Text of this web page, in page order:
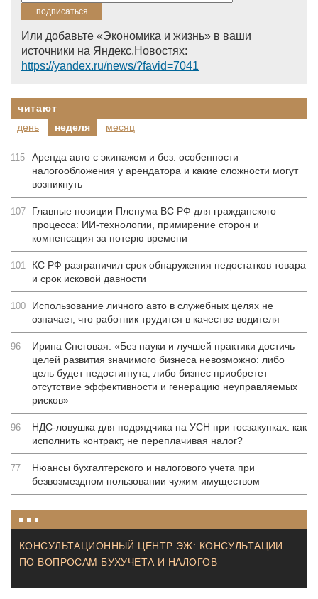
Или добавьте «Экономика и жизнь» в ваши
источники на Яндекс.Новостях:
https://yandex.ru/news/?favid=7041
читают
день
неделя месяц
115
Аренда авто с экипажем и без: особенности
налогообложения у арендатора и какие сложности могут
возникнуть
107
Главные позиции Пленума ВС РФ для гражданского
процесса: ИИ-технологии, примирение сторон и
компенсация за потерю времени
101
КС РФ разграничил срок обнаружения недостатков товара
и срок исковой давности
100
Использование личного авто в служебных целях не
означает, что работник трудится в качестве водителя
96
Ирина Снеговая: «Без науки и лучшей практики достичь
целей развития значимого бизнеса невозможно: либо
цель будет недостигнута, либо бизнес приобретет
отсутствие эффективности и генерацию неуправляемых
рисков»
96
НДС-ловушка для подрядчика на УСН при госзакупках: как
исполнить контракт, не переплачивая налог?
77
Нюансы бухгалтерского и налогового учета при
безвозмездном пользовании чужим имуществом
КОНСУЛЬТАЦИОННЫЙ ЦЕНТР ЭЖ: КОНСУЛЬТАЦИИ
ПО ВОПРОСАМ БУХУЧЕТА И НАЛОГОВ